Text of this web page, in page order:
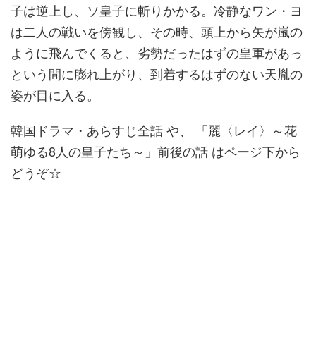
子は逆上し、ソ皇子に斬りかかる。冷静なワン・ヨ
は二人の戦いを傍観し、その時、頭上から矢が嵐の
ように飛んでくると、劣勢だったはずの皇軍があっ
という間に膨れ上がり、到着するはずのない天胤の
姿が目に入る。
韓国ドラマ・あらすじ全話 や、 「麗〈レイ〉～花
萌ゆる8人の皇子たち～」前後の話 はページ下から
どうぞ☆